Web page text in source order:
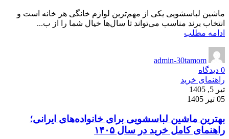
ماشین لباسشویی یکی از مهم‌ترین لوازم خانگی هر خانه است و
انتخاب برند مناسب می‌تواند تا سال‌ها خیال شما را از ب...
ادامه مطلب
admin-30tamom
0 دیدگاه
راهنمای خرید
تیر 5, 1405
05 تیر 1405
بهترین ماشین لباسشویی برای خانواده‌های ایرانی؛
راهنمای کامل خرید در سال ۱۴۰۵